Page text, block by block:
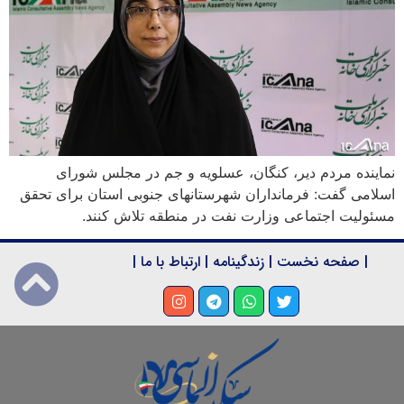
نماینده مردم دیر، کنگان، عسلویه و جم در مجلس شورای
اسلامی گفت: فرمانداران شهرستانهای جنوبی استان برای تحقق
مسئولیت اجتماعی وزارت نفت در منطقه تلاش کنند.
| صفحه نخست | زندگینامه | ارتباط با ما |